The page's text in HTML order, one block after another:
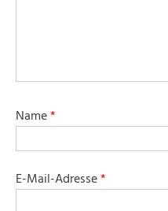
Name*
E-Mail-Adresse*